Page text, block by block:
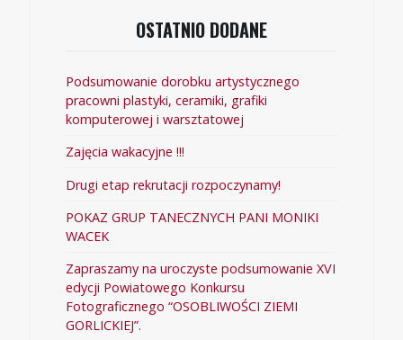
OSTATNIO DODANE
Podsumowanie dorobku artystycznego
pracowni plastyki, ceramiki, grafiki
komputerowej i warsztatowej
Zajęcia wakacyjne !!!
Drugi etap rekrutacji rozpoczynamy!
POKAZ GRUP TANECZNYCH PANI MONIKI
WACEK
Zapraszamy na uroczyste podsumowanie XVI
edycji Powiatowego Konkursu
Fotograficznego “OSOBLIWOŚCI ZIEMI
GORLICKIEJ”.